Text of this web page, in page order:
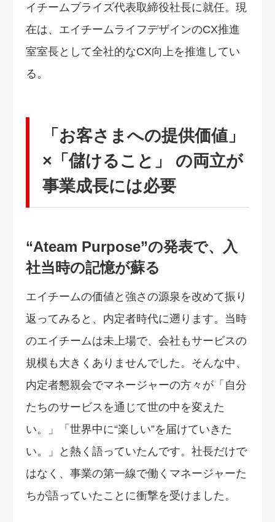
イチームブライズ代表取締役社長に就任。現
在は、エイチームライフデザインのCX推進
室室長として全社的なCX向上を推進してい
る。
「お客さまへの提供価値」
×「儲けること」 の両立が
事業成長には必要
“Ateam Purpose”の発表で、入
社当時の記憶が蘇る
エイチームの価値と強さの源泉を改めて振り
返ってみると、内定者時代に遡ります。当時
のエイチームは未上場で、会社もサービスの
規模も大きくありませんでした。そんな中、
内定者懇親会でマネージャーの方々が「自分
たちのサービスを通じて世の中を変えた
い。」「世界中に“楽しい”を届けていきた
い。」と熱く語っていたんです。社長だけで
はなく、事業の第一線で働くマネージャーた
ちが語っていたことに衝撃を受けました。